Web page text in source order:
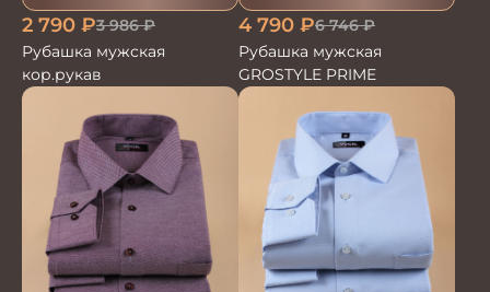
2 790 ₽3 986₽
Рубашка мужская
кор.рукав
4 790 ₽6 746₽
Рубашка мужская
GROSTYLE PRIME